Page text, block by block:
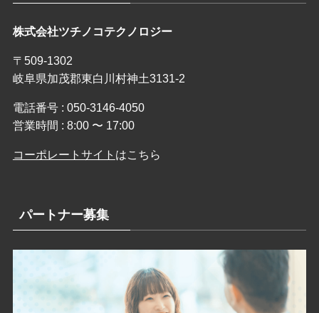
株式会社ツチノコテクノロジー
〒509-1302
岐阜県加茂郡東白川村神土3131-2
電話番号 : 050-3146-4050
営業時間 : 8:00 〜 17:00
コーポレートサイト はこちら
パートナー募集